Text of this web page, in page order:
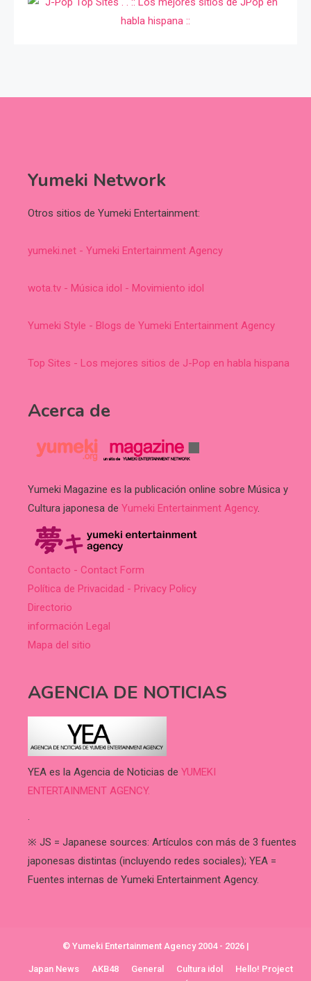
Yumeki Network
Otros sitios de Yumeki Entertainment:
yumeki.net - Yumeki Entertainment Agency
wota.tv - Música idol - Movimiento idol
Yumeki Style - Blogs de Yumeki Entertainment Agency
Top Sites - Los mejores sitios de J-Pop en habla hispana
Acerca de
Yumeki Magazine es la publicación online sobre Música y
Cultura japonesa de Yumeki Entertainment Agency.
Contacto - Contact Form
Política de Privacidad - Privacy Policy
Directorio
información Legal
Mapa del sitio
AGENCIA DE NOTICIAS
YEA es la Agencia de Noticias de YUMEKI
ENTERTAINMENT AGENCY.
.
※ JS = Japanese sources: Artículos con más de 3 fuentes
japonesas distintas (incluyendo redes sociales); YEA =
Fuentes internas de Yumeki Entertainment Agency.
© Yumeki Entertainment Agency 2004 - 2026 |
Japan News AKB48 General Cultura idol
Hello! Project